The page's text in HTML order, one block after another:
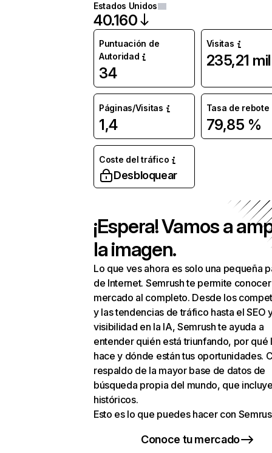
Estados Unidos
40.160
Puntuación de
Autoridad
34
Visitas
235,21 mil
Páginas/Visitas
1,4
Tasa de rebote
79,85 %
Coste del tráfico
Desbloquear
¡Espera! Vamos a
la imagen.
Lo que ves ahora es solo una pequeña
de Internet. Semrush te permite
mercado al completo. Desde los
y las tendencias de tráfico hasta el SEO
visibilidad en la IA, Semrush te ayuda a
entender quién está triunfando, por qué
hace y dónde están tus oportunidades.
respaldo de la mayor base de datos de
búsqueda propia del mundo, que
históricos.
Esto es lo que puedes hacer con
Conoce tu mercado